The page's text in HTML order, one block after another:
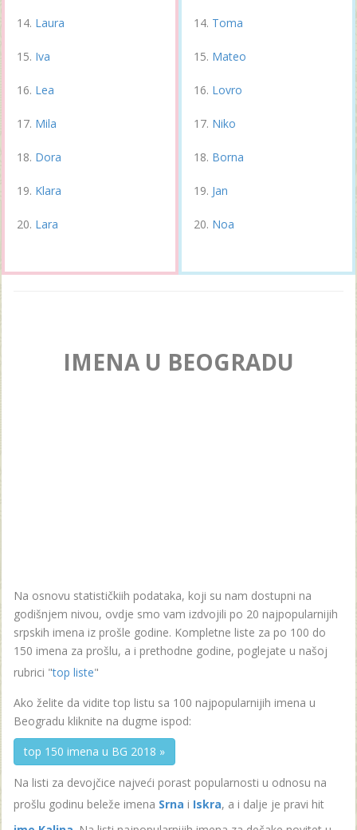
Laura
Iva
Lea
Mila
Dora
Klara
Lara
Toma
Mateo
Lovro
Niko
Borna
Jan
Noa
IMENA U BEOGRADU
Na osnovu statističkiih podataka, koji su nam dostupni na
godišnjem nivou, ovdje smo vam izdvojili po 20 najpopularnijih
srpskih imena iz prošle godine. Kompletne liste za po 100 do
150 imena za prošlu, a i prethodne godine, poglejate u našoj
rubrici "top liste"
Ako želite da vidite top listu sa 100 najpopularnijih imena u
Beogradu kliknite na dugme ispod:
top 150 imena u BG 2018 »
Na listi za devojčice najveći porast popularnosti u odnosu na
prošlu godinu beleže imena Srna i Iskra, a i dalje je pravi hit